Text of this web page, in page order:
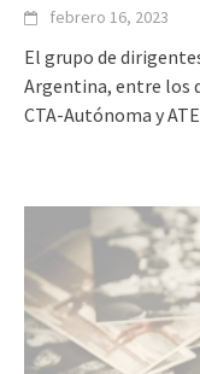
febrero 16, 2023
El grupo de
Argentina, entre los
CTA-Autónoma y ATE